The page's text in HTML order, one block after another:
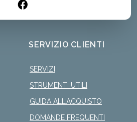
SERVIZIO CLIENTI
SERVIZI
STRUMENTI UTILI
GUIDA ALL'ACQUISTO
DOMANDE FREQUENTI